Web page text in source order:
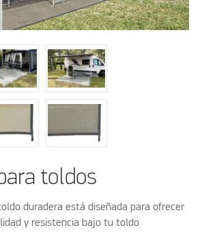
toldos
duradera está diseñada para ofrecer
y resistencia bajo tu toldo